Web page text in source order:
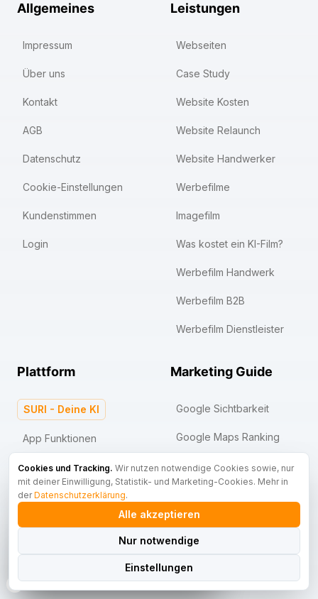
Allgemeines
Impressum
Über uns
Kontakt
AGB
Datenschutz
Cookie-Einstellungen
Kundenstimmen
Login
Leistungen
Webseiten
Case Study
Website Kosten
Website Relaunch
Website Handwerker
Werbefilme
Imagefilm
Was kostet ein KI-Film?
Werbefilm Handwerk
Werbefilm B2B
Werbefilm Dienstleister
Plattform
SURI - Deine KI
App Funktionen
Landingpage
App-Blog
LinkedIn
Marketing Guide
Google Sichtbarkeit
Google Maps Ranking
Google My Business
SEO-Glossar
KI vs. Klassisch
rankPilot vs. HubSpot
Werbefilme in 4K
205
haben sich diese Woche zum
kostenlosen Webinar
Cookies und Tracking. Wir nutzen notwendige Cookies sowie, nur
mit deiner Einwilligung, Statistik- und Marketing-Cookies. Mehr in
derDatenschutzerklärung.
Alle akzeptieren
Nur notwendige
Einstellungen